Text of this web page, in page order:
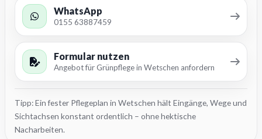
WhatsApp
0155 63887459
Formular nutzen
Angebot für Grünpflege in Wetschen anfordern
Tipp: Ein fester Pflegeplan in Wetschen hält Eingänge, Wege und
Sichtachsen konstant ordentlich – ohne hektische
Nacharbeiten.